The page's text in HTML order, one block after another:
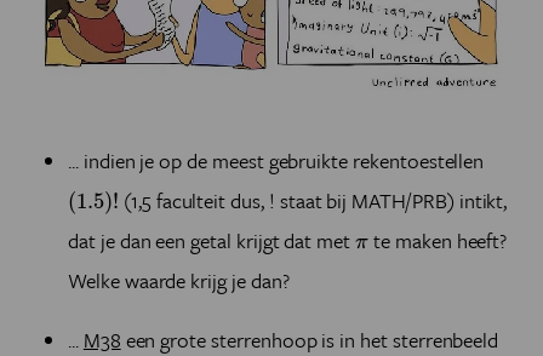
... indien je op de meest gebruikte rekentoestellen
(1.5)!
(1.5)! (1,5 faculteit dus, ! staat bij MATH/PRB) intikt,
dat je dan een getal krijgt dat metπ
πte maken heeft?
Welke waarde krijg je dan?
... M38 een grote sterrenhoop is in het sterrenbeeld